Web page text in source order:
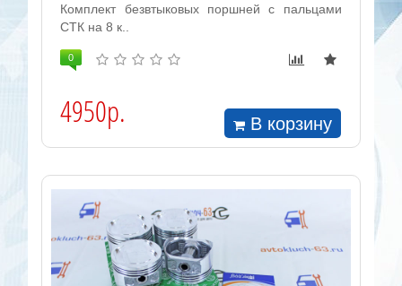
Комплект безвтыковых поршней с пальцами
СТК на 8 к..
0
4950р. В корзину